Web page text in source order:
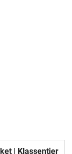
| Klassentier